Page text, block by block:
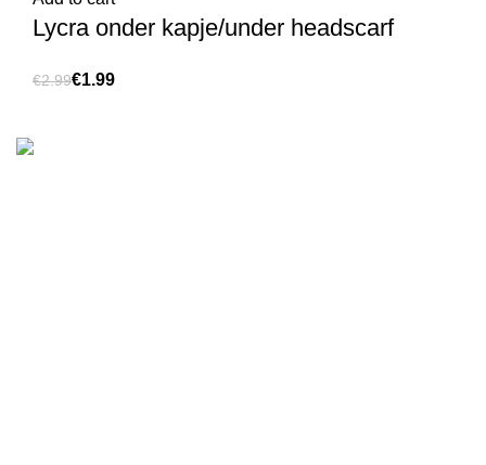
Lycra onder kapje/under headscarf
€2.99€1.99